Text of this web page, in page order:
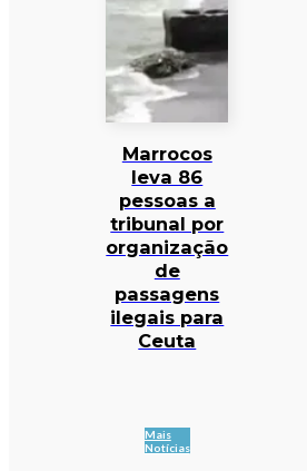
Marrocos
leva 86
pessoas a
tribunal por
organização
de
passagens
ilegais para
Ceuta
Mais
Notícias